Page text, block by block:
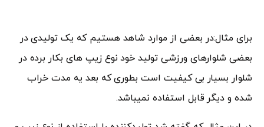
برای مثال:در بعضی از موارد شاهد هستیم که یک تولیدی در
بعضی شلوارهای ورزشی تولید خود نوع زیپ های بکار برده در
شلوار بسیار بی کیفیت است بطوری که بعد یه مدت خراب
شده و دیگر قابل استفاده نمیباشد.